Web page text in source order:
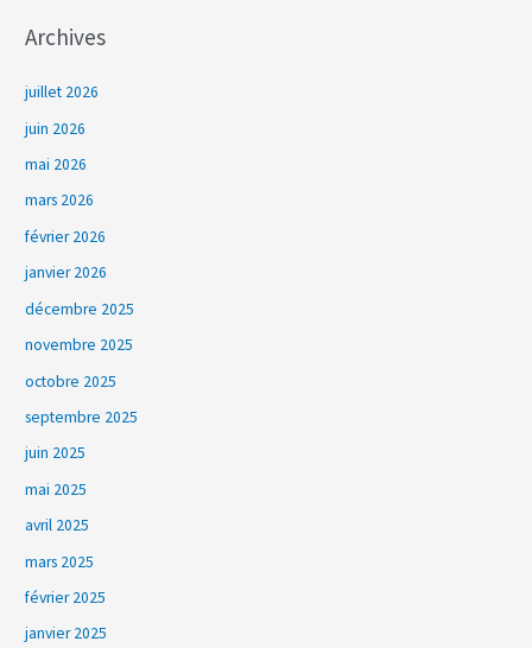
Archives
juillet 2026
juin 2026
mai 2026
mars 2026
février 2026
janvier 2026
décembre 2025
novembre 2025
octobre 2025
septembre 2025
juin 2025
mai 2025
avril 2025
mars 2025
février 2025
janvier 2025